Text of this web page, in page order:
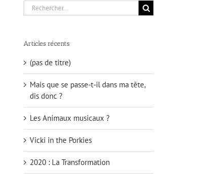
Rechercher:
Articles récents
(pas de titre)
Mais que se passe-t-il dans ma tête,
dis donc ?
Les Animaux musicaux ?
Vicki in the Porkies
2020 : La Transformation